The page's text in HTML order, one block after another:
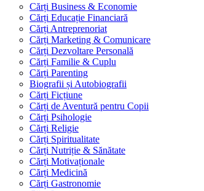
Cărți Business & Economie
Cărți Educație Financiară
Cărți Antreprenoriat
Cărți Marketing & Comunicare
Cărți Dezvoltare Personală
Cărți Familie & Cuplu
Cărți Parenting
Biografii și Autobiografii
Cărți Ficțiune
Cărți de Aventură pentru Copii
Cărți Psihologie
Cărți Religie
Cărți Spiritualitate
Cărți Nutriție & Sănătate
Cărți Motivaționale
Cărți Medicină
Cărți Gastronomie